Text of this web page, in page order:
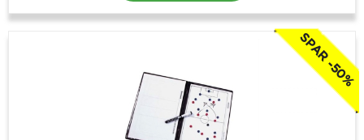
SPAR -50%